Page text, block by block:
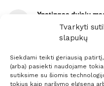
Tvarkyti
slapukų
Siekdami teikti geriausią
(arba) pasiekti naudojame
sutiksime su šiomis
tokius kaip naršymo elgsena
Ypatingas dviejų
0 SHARES